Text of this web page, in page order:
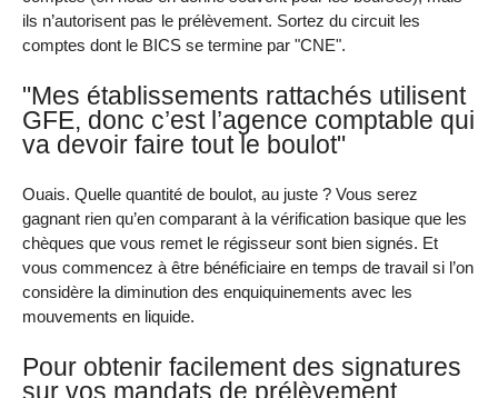
ils n’autorisent pas le prélèvement. Sortez du circuit les
comptes dont le BICS se termine par "CNE".
"Mes établissements rattachés utilisent
GFE, donc c’est l’agence comptable qui
va devoir faire tout le boulot"
Ouais. Quelle quantité de boulot, au juste ? Vous serez
gagnant rien qu’en comparant à la vérification basique que les
chèques que vous remet le régisseur sont bien signés. Et
vous commencez à être bénéficiaire en temps de travail si l’on
considère la diminution des enquiquinements avec les
mouvements en liquide.
Pour obtenir facilement des signatures
sur vos mandats de prélèvement